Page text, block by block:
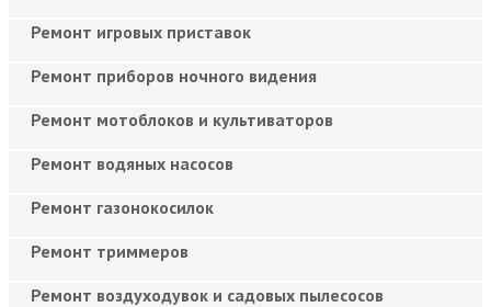
Ремонт игровых приставок
Ремонт приборов ночного видения
Ремонт мотоблоков и культиваторов
Ремонт водяных насосов
Ремонт газонокосилок
Ремонт триммеров
Ремонт воздуходувок и садовых пылесосов